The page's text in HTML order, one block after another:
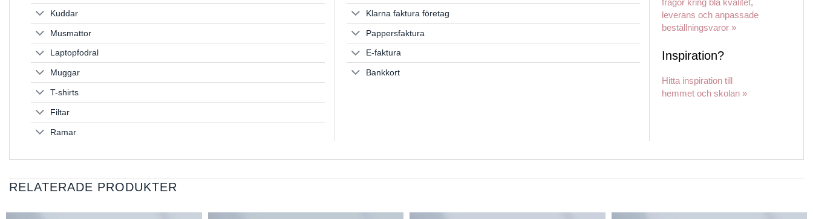
Kuddar
Musmattor
Laptopfodral
Muggar
T-shirts
Filtar
Ramar
Klarna faktura företag
Pappersfaktura
E-faktura
Bankkort
frågor kring bla kvalitet,
leverans och anpassade
beställningsvaror »
Inspiration?
Hitta inspiration till
hemmet och skolan »
RELATERADE PRODUKTER